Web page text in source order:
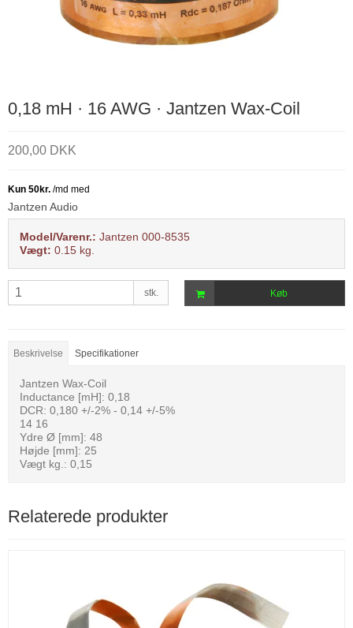
0,18 mH · 16 AWG · Jantzen Wax-Coil
200,00 DKK
Jantzen Audio
Model/Varenr.: Jantzen 000-8535
Vægt: 0.15 kg.
stk. Køb
Beskrivelse Specifikationer
Jantzen Wax-Coil
Inductance [mH]: 0,18
DCR: 0,180 +/-2% - 0,14 +/-5%
14 16
Ydre Ø [mm]: 48
Højde [mm]: 25
Vægt kg.: 0,15
Relaterede produkter